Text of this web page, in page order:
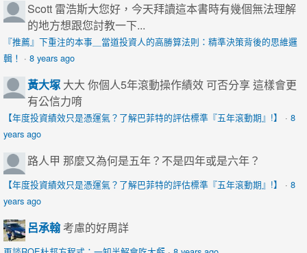
Scott 雷浩斯大您好，今天拜讀這本書時有幾個無法理解
的地方想跟您討教一下...
『推薦』下重注的本事＿當道投資人的高勝算法則：精準決策背後的思維邏
輯！ · 8 years ago
黃大塚 大大 你個人5年滾動操作績效 可否分享 這樣會更
有公信力唷
【年度投資績效只是憑運氣？了解巴菲特的評估標準『五年滾動期』!】 · 8
years ago
路人甲 那麼又為何是五年？不是四年或是六年？
【年度投資績效只是憑運氣？了解巴菲特的評估標準『五年滾動期』!】 · 8
years ago
呂承翰考慮的好周詳